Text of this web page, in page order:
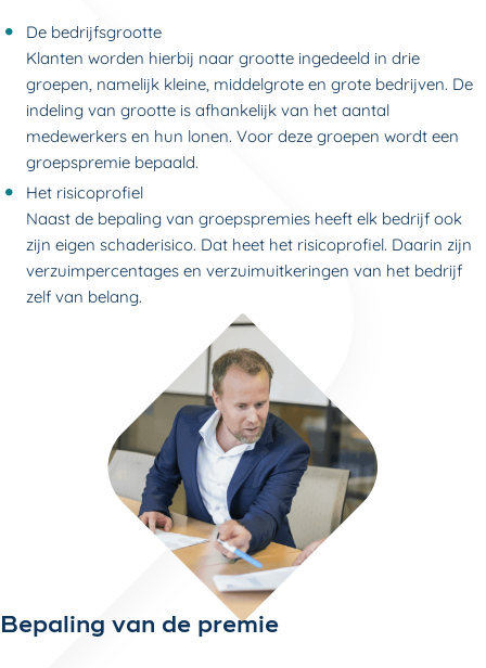
De bedrijfsgrootte
Klanten worden hierbij naar grootte ingedeeld in drie
groepen, namelijk kleine, middelgrote en grote bedrijven. De
indeling van grootte is afhankelijk van het aantal
medewerkers en hun lonen. Voor deze groepen wordt een
groepspremie bepaald.
Het risicoprofiel
Naast de bepaling van groepspremies heeft elk bedrijf ook
zijn eigen schaderisico. Dat heet het risicoprofiel. Daarin zijn
verzuimpercentages en verzuimuitkeringen van het bedrijf
zelf van belang.
Bepaling van de premie